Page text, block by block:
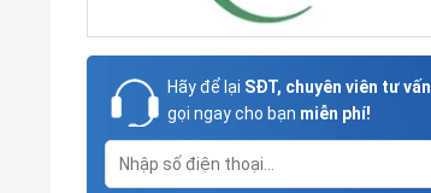
Hãy để lại SĐT, chuyên viên tư vấn
gọi ngay cho bạn miễn phí!